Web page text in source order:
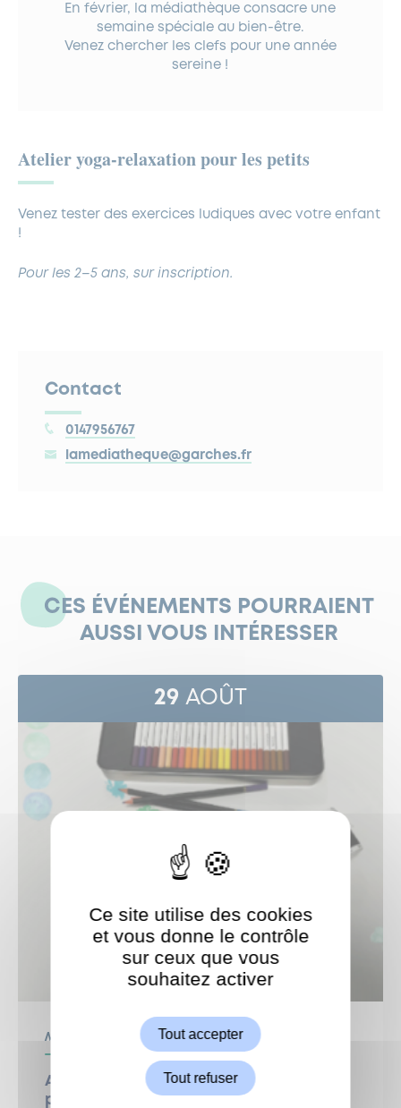
En février, la médiathèque consacre une
semaine spéciale au bien-être.
Venez chercher les clefs pour une année
sereine !
Atelier yoga-relaxation pour les petits
Venez tester des exercices ludiques avec votre enfant
!
Pour les 2–5 ans, sur inscription.
Contact
0147956767
lamediatheque@garches.fr
CES ÉVÉNEMENTS POURRAIENT
AUSSI VOUS INTÉRESSER
29 AOÛT
Médiathèque
Atelier créatif : broderie et aquarelle
pour un doux temps de création
ShareThis est désactivé.
Ce site utilise des cookies
et vous donne le contrôle
sur ceux que vous
souhaitez activer
Tout accepter
Tout refuser